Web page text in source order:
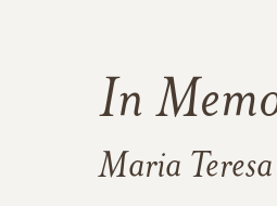
In
Maria